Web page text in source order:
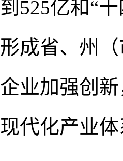
525亿和“
成省、州
业加强创
代化产业